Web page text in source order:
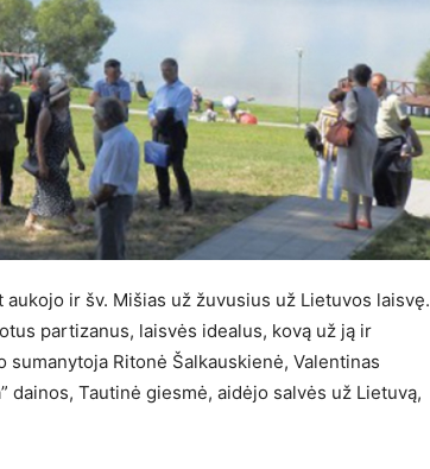
ir šv. Mišias už žuvusius už Lietuvos laisvę.
partizanus, laisvės idealus, kovą už ją ir
Ritonė Šalkauskienė, Valentinas
dainos, Tautinė giesmė, aidėjo salvės už Lietuvą,